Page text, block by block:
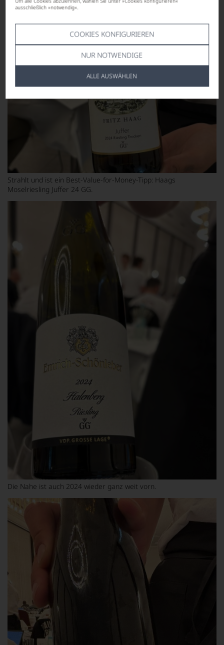
ausschließlich »notwendig«.
COOKIES KONFIGURIEREN
NUR NOTWENDIGE
ALLE AUSWÄHLEN
Strahlt und ist ein Best-Value-for-Money-Tipp: Haags
Moselriesling Juffer 24 GG.
Die Nahe ist auch 2024 wieder ganz weit vorn.